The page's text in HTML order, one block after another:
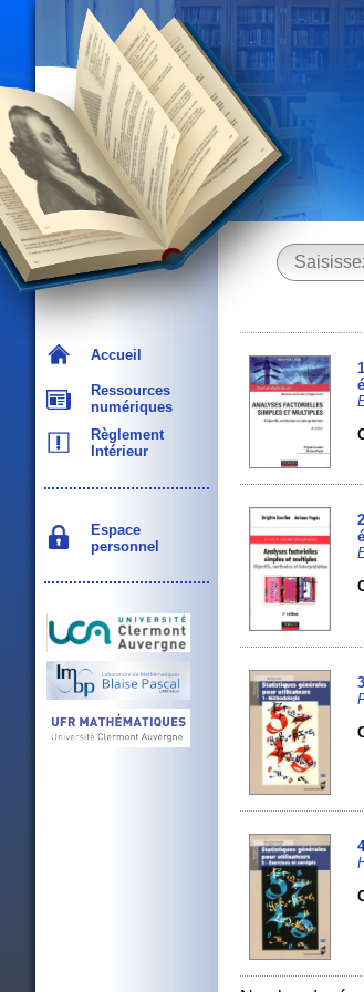
Accueil
Ressources
numériques
Règlement
Intérieur
Espace
personnel